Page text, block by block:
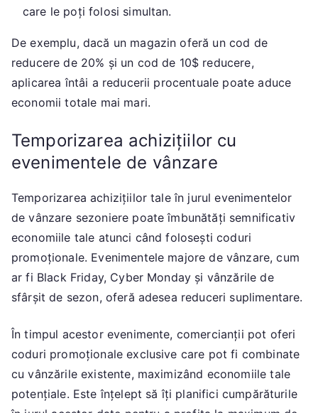
care le poți folosi simultan.
De exemplu, dacă un magazin oferă un cod de
reducere de 20% și un cod de 10$ reducere,
aplicarea întâi a reducerii procentuale poate aduce
economii totale mai mari.
Temporizarea achizițiilor cu
evenimentele de vânzare
Temporizarea achizițiilor tale în jurul evenimentelor
de vânzare sezoniere poate îmbunătăți semnificativ
economiile tale atunci când folosești coduri
promoționale. Evenimentele majore de vânzare, cum
ar fi Black Friday, Cyber Monday și vânzările de
sfârșit de sezon, oferă adesea reduceri suplimentare.
În timpul acestor evenimente, comercianții pot oferi
coduri promoționale exclusive care pot fi combinate
cu vânzările existente, maximizând economiile tale
potențiale. Este înțelept să îți planifici cumpărăturile